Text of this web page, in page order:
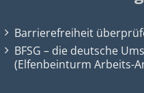
Barrierefreiheit
BFSG – die deutsche
(Elfenbeinturm Arbeits-